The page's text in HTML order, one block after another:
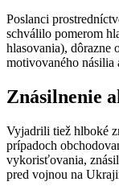
Poslanci
schválilo pomerom
hlasovania), dôrazne
motivovaného násilia
Znásilnenie
Vyjadrili tiež hlboké
prípadoch
vykorisťovania,
pred vojnou na